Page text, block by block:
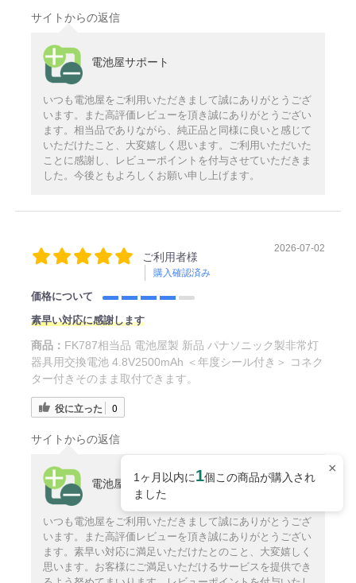
×
1ヶ月以内に1個この商品が購入され
ました
サイトからの返信
電池屋サポート
いつも電池屋をご利用いただきまして誠にありがとうござ
います。また高評価レビューを頂き誠にありがとうござい
ます。相当品でありながら、純正品と同様に良いと感じて
いただけたこと、大変嬉しく思います。ご利用いただいた
ことに感謝し、レビューポイントを付与させていただきま
した。今後ともよろしくお願い申し上げます。
ご利用者様
購入確認済み
2026-07-02
価格について
素早い対応に感謝します
商品： FK787相当品 電池屋製 新品 パナソニック製非常灯
器具用交換電池 4.8V2500mAh ＜年度シール付き＞ コネク
ター付きそのまま取付できます。
役に立った 0
サイトからの返信
電池屋サポート
いつも電池屋をご利用いただきまして誠にありがとうござ
います。また高評価レビューを頂き誠にありがとうござい
ます。素早い対応に満足いただけたとのこと、大変嬉しく
思います。お客様にご満足いただけるサービスを提供でき